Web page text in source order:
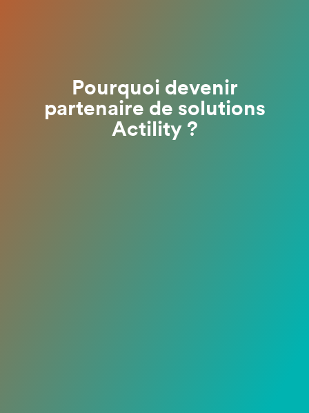
Pourquoi devenir
partenaire de solutions
Actility ?